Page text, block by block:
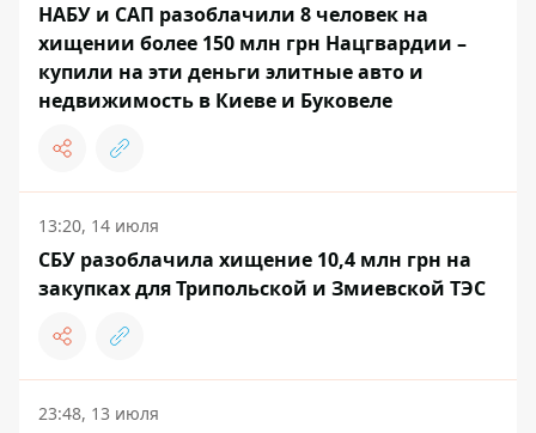
НАБУ и САП разоблачили 8 человек на
хищении более 150 млн грн Нацгвардии –
купили на эти деньги элитные авто и
недвижимость в Киеве и Буковеле
13:20, 14 июля
СБУ разоблачила хищение 10,4 млн грн на
закупках для Трипольской и Змиевской ТЭС
23:48, 13 июля